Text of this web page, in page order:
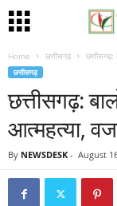
Home छत्तीसगढ़
छत्तीसगढ़
छत्तीसगढ़:
आत्महत्या,
By NEWSDESK - August